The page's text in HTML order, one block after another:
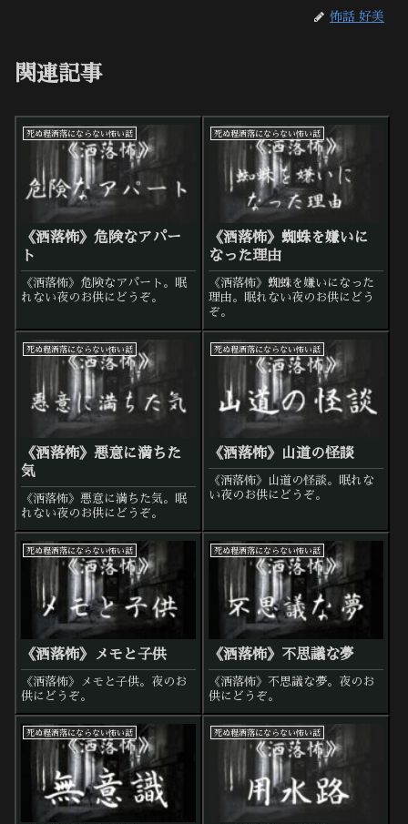
怖話 好美
関連記事
死ぬ程洒落にならない怖い話
《洒落怖》危険なアパー
ト
《洒落怖》危険なアパート。眠
れない夜のお供にどうぞ。
死ぬ程洒落にならない怖い話
《洒落怖》蜘蛛を嫌いに
なった理由
《洒落怖》蜘蛛を嫌いになった
理由。眠れない夜のお供にどう
ぞ。
死ぬ程洒落にならない怖い話
《洒落怖》悪意に満ちた
気
《洒落怖》悪意に満ちた気。眠
れない夜のお供にどうぞ。
死ぬ程洒落にならない怖い話
《洒落怖》山道の怪談
《洒落怖》山道の怪談。眠れな
い夜のお供にどうぞ。
死ぬ程洒落にならない怖い話
《洒落怖》メモと子供
《洒落怖》メモと子供。夜のお
供にどうぞ。
死ぬ程洒落にならない怖い話
《洒落怖》不思議な夢
《洒落怖》不思議な夢。夜のお
供にどうぞ。
死ぬ程洒落にならない怖い話 死ぬ程洒落にならない怖い話